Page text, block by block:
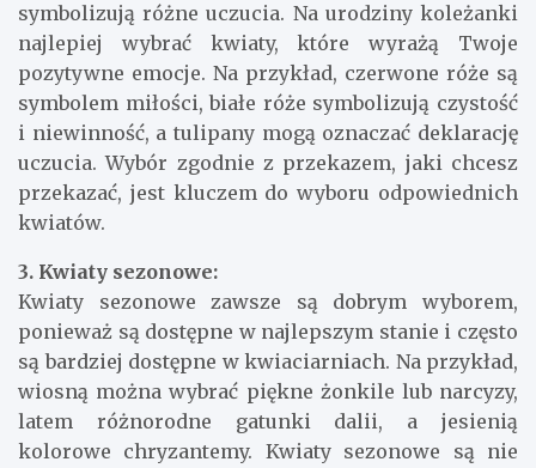
symbolizują różne uczucia. Na urodziny koleżanki
najlepiej wybrać kwiaty, które wyrażą Twoje
pozytywne emocje. Na przykład, czerwone róże są
symbolem miłości, białe róże symbolizują czystość
i niewinność, a tulipany mogą oznaczać deklarację
uczucia. Wybór zgodnie z przekazem, jaki chcesz
przekazać, jest kluczem do wyboru odpowiednich
kwiatów.
3. Kwiaty sezonowe:
Kwiaty sezonowe zawsze są dobrym wyborem,
ponieważ są dostępne w najlepszym stanie i często
są bardziej dostępne w kwiaciarniach. Na przykład,
wiosną można wybrać piękne żonkile lub narcyzy,
latem różnorodne gatunki dalii, a jesienią
kolorowe chryzantemy. Kwiaty sezonowe są nie